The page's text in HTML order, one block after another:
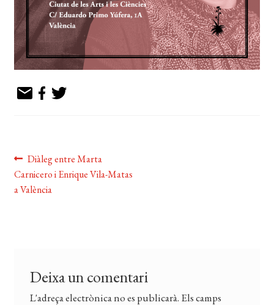
Navegació
d'entrades
Entrada
anterior:
Diàleg entre Marta
Carnicero i Enrique Vila-Matas
a València
Deixa un comentari
L'adreça electrònica no es publicarà. Els camps